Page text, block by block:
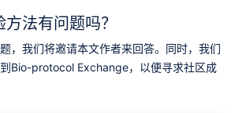
法有问题吗？
，我们将邀请本文作者来回答。同时，我们
Bio-protocol Exchange，以便寻求社区成